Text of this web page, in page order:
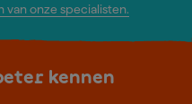
onze specialisten.
kennen